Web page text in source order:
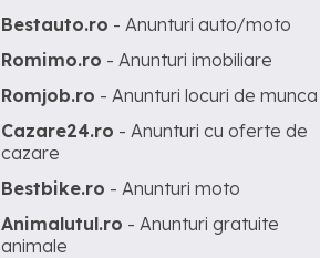
Bestauto.ro - Anunturi auto/moto
Romimo.ro - Anunturi imobiliare
Romjob.ro - Anunturi locuri de munca
Cazare24.ro - Anunturi cu oferte de
cazare
Bestbike.ro - Anunturi moto
Animalutul.ro - Anunturi gratuite
animale